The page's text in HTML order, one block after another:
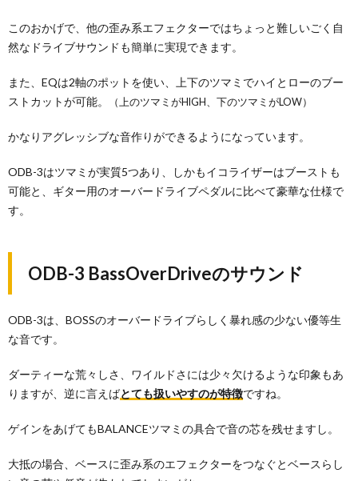
このおかげで、他の歪み系エフェクターではちょっと難しいごく自
然なドライブサウンドも簡単に実現できます。
また、EQは2軸のポットを使い、上下のツマミでハイとローのブー
ストカットが可能。
（上のツマミがHIGH、下のツマミがLOW）
かなりアグレッシブな音作りができるようになっています。
ODB-3はツマミが実質5つあり、しかもイコライザーはブーストも
可能と、ギター用のオーバードライブペダルに比べて豪華な仕様で
す。
ODB-3 BassOverDriveのサウンド
ODB-3は、BOSSのオーバードライブらしく暴れ感の少ない優等生
な音です。
ダーティーな荒々しさ、ワイルドさには少々欠けるような印象もあ
りますが、逆に言えばとても扱いやすのが特徴ですね。
ゲインをあげてもBALANCEツマミの具合で音の芯を残せますし。
大抵の場合、ベースに歪み系のエフェクターをつなぐとベースらし